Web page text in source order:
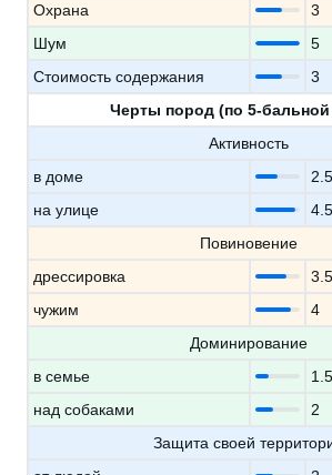
Охрана
3
Шум
5
Стоимость содержания
3
Черты пород (по 5-
Активность
в доме
2.5
на улице
4.5
Повиновение
дрессировка
3.5
чужим
4
Доминирование
в семье
1.5
над собаками
2
Защита своей